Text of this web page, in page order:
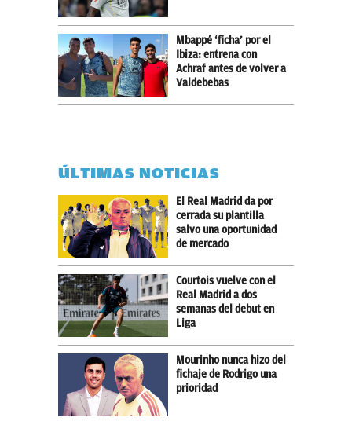
Mbappé ‘ficha’ por el
Ibiza: entrena con
Achraf antes de volver a
Valdebebas
ÚLTIMAS NOTICIAS
El Real Madrid da por
cerrada su plantilla
salvo una oportunidad
de mercado
Courtois vuelve con el
Real Madrid a dos
semanas del debut en
Liga
Mourinho nunca hizo del
fichaje de Rodrigo una
prioridad